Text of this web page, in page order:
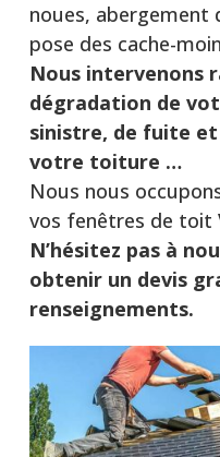
noues, abergement
pose des cache-
Nous intervenons
dégradation de
sinistre, de fuite et
votre toiture …
Nous nous
vos fenêtres de toit
N’hésitez pas à
obtenir un devis
renseignements.